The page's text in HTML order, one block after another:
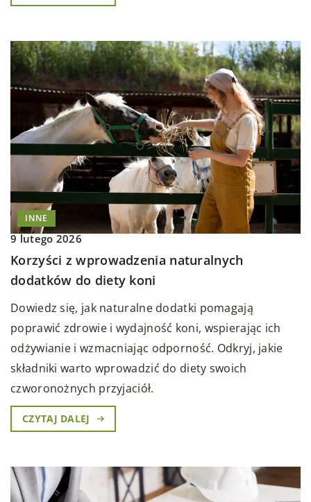
INNE
9 lutego 2026
Korzyści z wprowadzenia naturalnych
dodatków do diety koni
Dowiedz się, jak naturalne dodatki pomagają
poprawić zdrowie i wydajność koni, wspierając ich
odżywianie i wzmacniając odporność. Odkryj, jakie
składniki warto wprowadzić do diety swoich
czworonożnych przyjaciół.
CZYTAJ DALEJ